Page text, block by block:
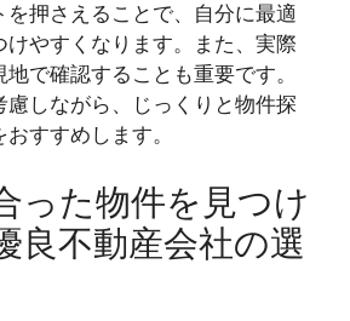
を押さえることで、自分に最適
けやすくなります。また、実際
で確認することも重要です。
慮しながら、じっくりと物件探
すすめします。
った物件を見つけ
良不動産会社の選